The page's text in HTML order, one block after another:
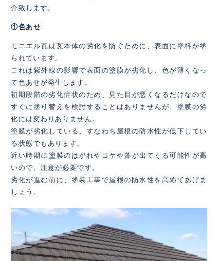
介致します。
①色あせ
モニエル瓦は瓦本体の劣化を防ぐために、表面に塗料が塗
られています。
これは紫外線の影響で表面の塗膜が劣化し、色が薄くなっ
て色あせが発生します。
初期段階の劣化症状のため、見た目が悪くなるだけなので
すぐに塗り替えを検討することはありませんが、塗膜の劣
化には変わりありません。
塗膜が劣化している、すなわち屋根の防水性が低下してい
る状態でもあります。
近い時期に塗膜のはがれやコケや藻が出てくる可能性が高
いので、注意が必要です。
劣化が進む前に、塗装工事で屋根の防水性を高めてあげま
しょう。